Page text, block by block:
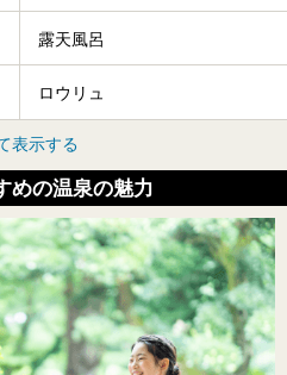
露天風呂
ロウリュ
表示する
めの温泉の魅力